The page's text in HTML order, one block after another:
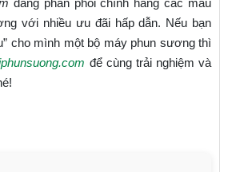
đang phân phối chính hãng các mẫu
với nhiều ưu đãi hấp dẫn. Nếu bạn
cho mình một bộ máy phun sương thì
để cùng trải nghiệm và